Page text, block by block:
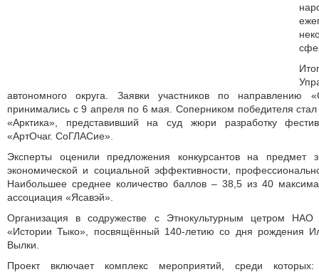
автономного округа. Заявки участников по направлению
принимались с 9 апреля по 6 мая. Соперником победителя
«Арктика», представивший на суд жюри разработку
«АртОчаг. СоГЛАСие».
Эксперты оценили предложения конкурсантов на предмет
экономической и социальной эффективности,
Наибольшее среднее количество баллов – 38,5 из 40
ассоциация «Ясавэй».
Организация в содружестве с Этнокультурным цетром НАО
«Истории Тыко», посвящённый 140-летию со дня рождения
Вылки.
Проект включает комплекс мероприятий, среди